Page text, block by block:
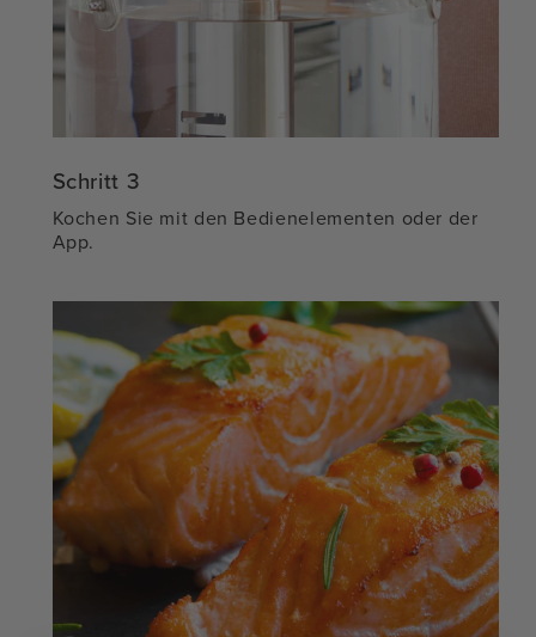
Schritt 3
Kochen Sie mit den Bedienelementen oder der
App.